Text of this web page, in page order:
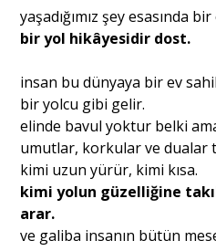
Ankara
yaşadığımız şey esasında
bir yol hikâyesidir dost.
insan bu dünyaya bir ev
bir yolcu gibi gelir.
elinde bavul yoktur belki
umutlar, korkular ve dualar
kimi uzun yürür, kimi kısa.
kimi yolun güzelliğine
arar.
ve galiba insanın bütün